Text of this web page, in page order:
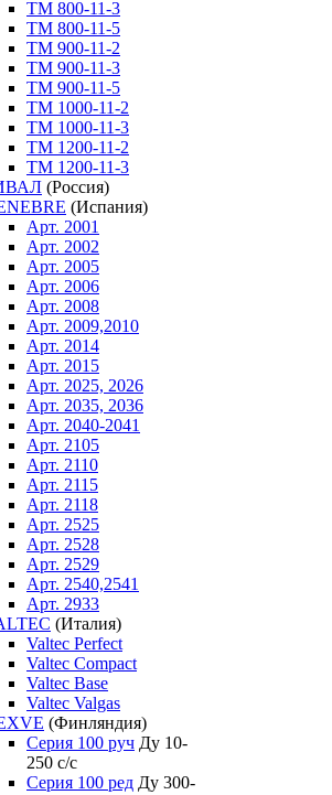
ТM 800-11-3
ТM 800-11-5
ТM 900-11-2
ТM 900-11-3
ТM 900-11-5
ТM 1000-11-2
ТM 1000-11-3
ТM 1200-11-2
ТM 1200-11-3
(Россия)
(Испания)
Арт. 2001
Арт. 2002
Арт. 2005
Арт. 2006
Арт. 2008
Арт. 2009,2010
Арт. 2014
Арт. 2015
Арт. 2025, 2026
Арт. 2035, 2036
Арт. 2040-2041
Арт. 2105
Арт. 2110
Арт. 2115
Арт. 2118
Арт. 2525
Арт. 2528
Арт. 2529
Арт. 2540,2541
Арт. 2933
(Италия)
Valtec Perfect
Valtec Compact
Valtec Base
Valtec Valgas
(Финляндия)
Серия 100 руч Ду 10-
250 c/c
Серия 100 ред Ду 300-